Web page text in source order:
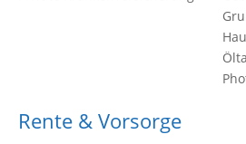
Rente & Vorsorge